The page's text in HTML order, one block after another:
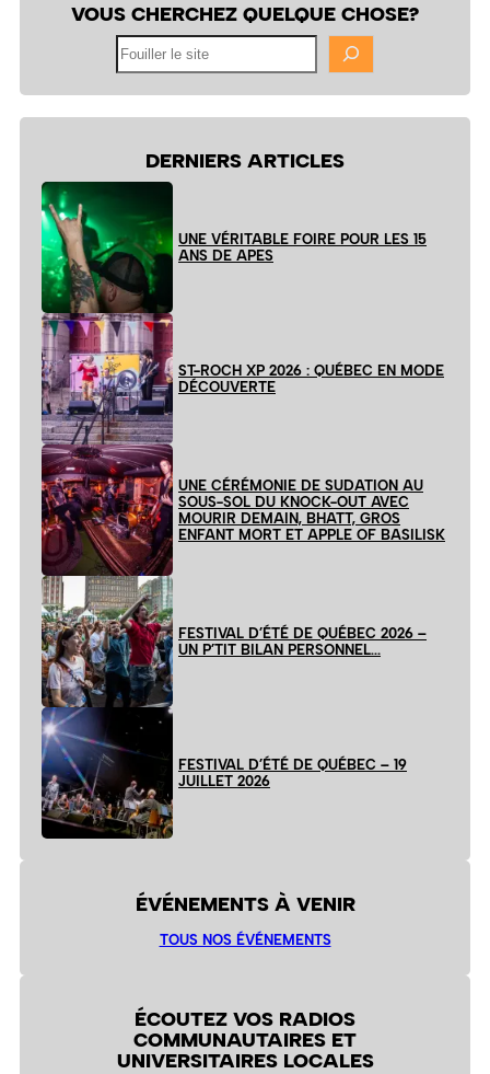
VOUS CHERCHEZ QUELQUE CHOSE?
DERNIERS ARTICLES
UNE VÉRITABLE FOIRE POUR LES 15
ANS DE APES
ST-ROCH XP 2026 : QUÉBEC EN MODE
DÉCOUVERTE
UNE CÉRÉMONIE DE SUDATION AU
SOUS-SOL DU KNOCK-OUT AVEC
MOURIR DEMAIN, BHATT, GROS
ENFANT MORT ET APPLE OF BASILISK
FESTIVAL D’ÉTÉ DE QUÉBEC 2026 –
UN P’TIT BILAN PERSONNEL…
FESTIVAL D’ÉTÉ DE QUÉBEC – 19
JUILLET 2026
ÉVÉNEMENTS À VENIR
TOUS NOS ÉVÉNEMENTS
ÉCOUTEZ VOS RADIOS
COMMUNAUTAIRES ET
UNIVERSITAIRES LOCALES